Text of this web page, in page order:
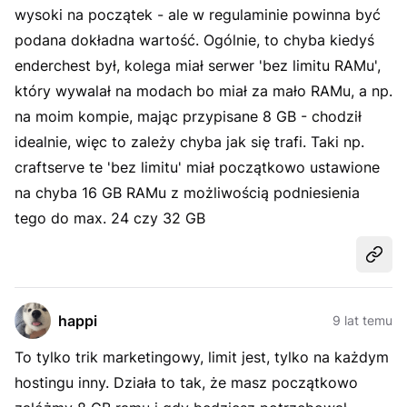
wysoki na początek - ale w regulaminie powinna być
podana dokładna wartość. Ogólnie, to chyba kiedyś
enderchest był, kolega miał serwer 'bez limitu RAMu',
który wywalał na modach bo miał za mało RAMu, a np.
na moim kompie, mając przypisane 8 GB - chodził
idealnie, więc to zależy chyba jak się trafi. Taki np.
craftserve te 'bez limitu' miał początkowo ustawione
na chyba 16 GB RAMu z możliwością podniesienia
tego do max. 24 czy 32 GB
happi 9 lat temu
To tylko trik marketingowy, limit jest, tylko na każdym
hostingu inny. Działa to tak, że masz początkowo